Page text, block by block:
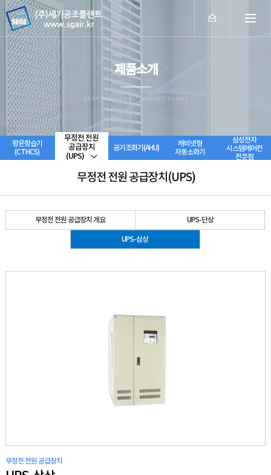
제품소개
SEGI AIR-CONDITIOINING PLANT
항온항습기
(CTHCS)
무정전 전원
공급장치
(UPS)
공기조화기(AHU)
캐비넷형
자동소화기
삼성전자
시스템에어컨
전문점
무정전 전원 공급장치(UPS)
무정전 전원 공급장치 개요 UPS-단상
UPS-삼상
무정전 전원 공급장치